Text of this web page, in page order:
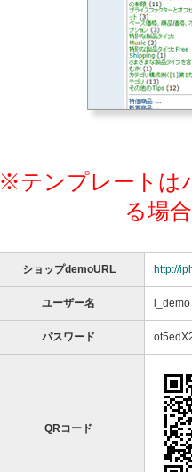
※テンプレートは
る場
ショップdemoURL http://
ユーザー名 i_demo
パスワード
QRコード